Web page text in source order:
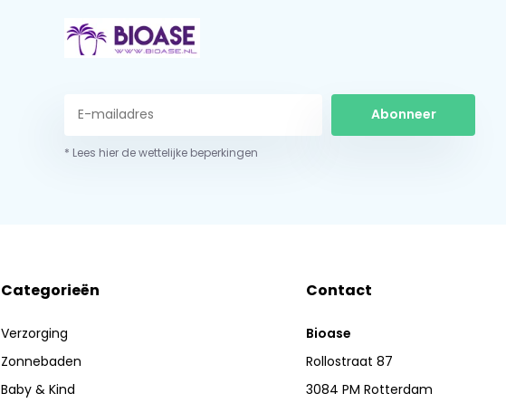
Abonneer
* Lees hier de wettelijke beperkingen
Categorieën
Verzorging
Zonnebaden
Baby & Kind
Contact
Bioase
Rollostraat 87
3084 PM Rotterdam